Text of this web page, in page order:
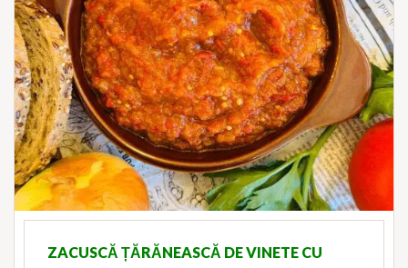
ZACUSCĂ ȚĂRĂNEASCĂ DE VINETE CU